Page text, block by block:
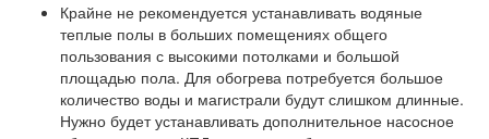
Крайне не рекомендуется устанавливать водяные
теплые полы в больших помещениях общего
пользования с высокими потолками и большой
площадью пола. Для обогрева потребуется большое
количество воды и магистрали будут слишком длинные.
Нужно будет устанавливать дополнительное насосное